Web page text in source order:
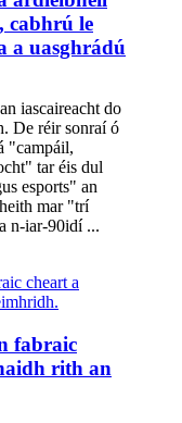
cabhrú le
a uasghrádú
iascaireacht do
De réir sonraí ó
"campáil,
tar éis dul
esports" an
mar "trí
n-iar-90idí ...
fabraic
rith an